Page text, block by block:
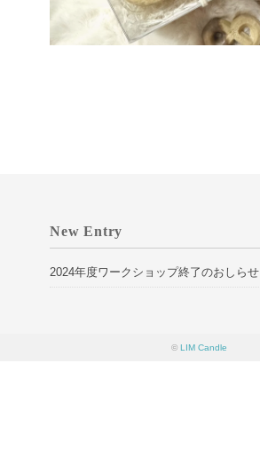
New Entry
2024年度ワークショップ終了のおしらせ
© LIM Candle